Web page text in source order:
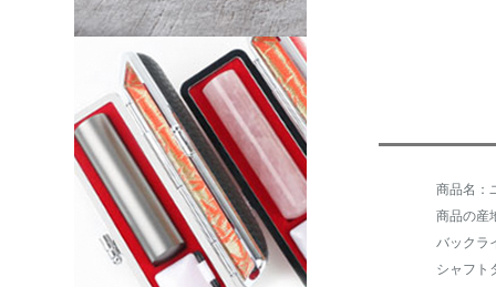
商品名：
商品の産
バックラ
シャフト